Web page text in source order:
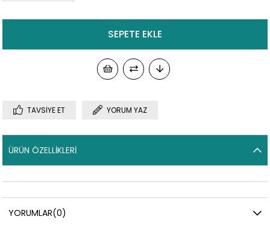
TAVSIYE ET YORUM YAZ
ÜRÜN ÖZELLIKLERI
YORUMLAR(0)